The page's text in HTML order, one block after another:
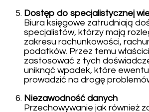
Dostęp do specjalistycznej
Biura księgowe zatrudniają
specjalistów, którzy mają
zakresu rachunkowości,
podatków. Przez temu
zastosować z tych
uniknąć wpadek, które
prowadzić na drogę
Niezawodność danych
Przechowywanie jak również